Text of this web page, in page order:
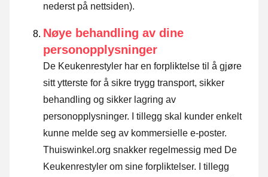
nederst på nettsiden).
Nøye behandling av dine
personopplysninger
De Keukenrestyler har en forpliktelse til å gjøre
sitt ytterste for å sikre trygg transport, sikker
behandling og sikker lagring av
personopplysninger. I tillegg skal kunder enkelt
kunne melde seg av kommersielle e-poster.
Thuiswinkel.org snakker regelmessig med De
Keukenrestyler om sine forpliktelser. I tillegg